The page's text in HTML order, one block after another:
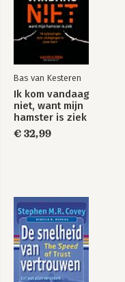
Bas van Kesteren
Ik kom vandaag
niet, want mijn
hamster is ziek
€ 32,99